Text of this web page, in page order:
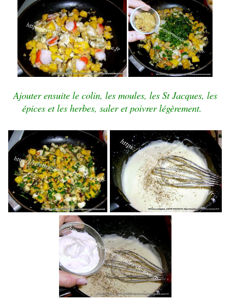
Ajouter ensuite le colin, les moules, les St Jacques, les
épices et les herbes, saler et poivrer légèrement.